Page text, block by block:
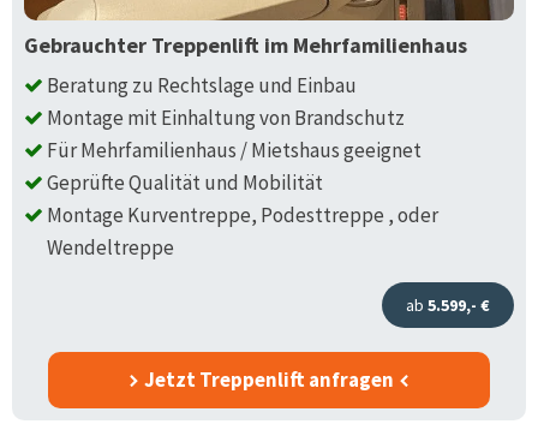
Gebrauchter Treppenlift im Mehrfamilienhaus
Beratung zu Rechtslage und Einbau
Montage mit Einhaltung von Brandschutz
Für Mehrfamilienhaus / Mietshaus geeignet
Geprüfte Qualität und Mobilität
Montage Kurventreppe, Podesttreppe , oder
Wendeltreppe
ab 5.599,- €
Jetzt Treppenlift anfragen